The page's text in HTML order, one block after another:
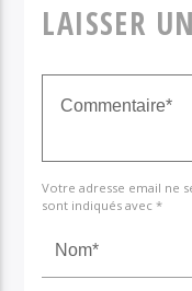
LAISSER
Votre adresse email ne
sont indiqués avec *